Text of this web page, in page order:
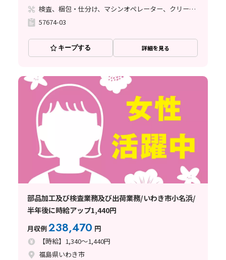
検査、梱包・仕分け、マシンオペレーター、クリーンルーム、清掃・洗浄、フォークリフト、玉掛け・クレーン、立ち作業、塗装
57674-03
キープする 詳細を見る
部品加工及び検査業務及び出荷業務/いわき市小名浜/
半年後に時給アップ1,440円
月収例238,470 円
【時給】1,340～1,440円
福島県いわき市